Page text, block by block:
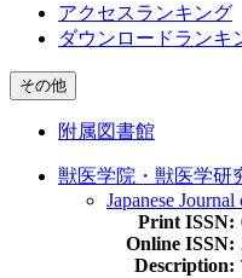
アクセスランキング
ダウンロードランキ
その他
附属図書館
獣医学院・獣医学研
Japanese
Print ISSN:
Online ISSN:
Description: